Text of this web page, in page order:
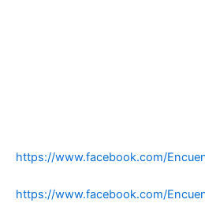
https://www.facebook.com/
https://www.facebook.com/